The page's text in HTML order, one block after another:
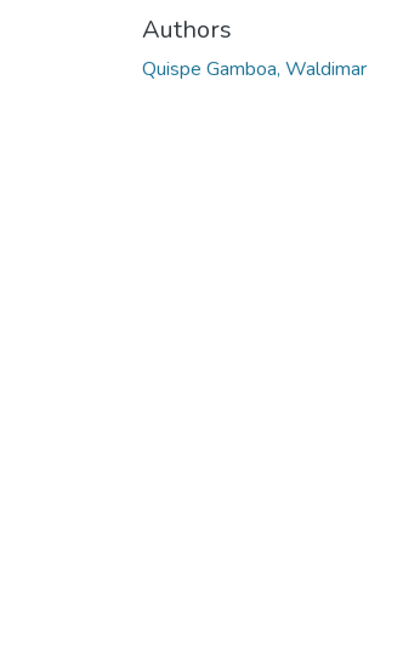
Authors
Quispe Gamboa, Waldimar